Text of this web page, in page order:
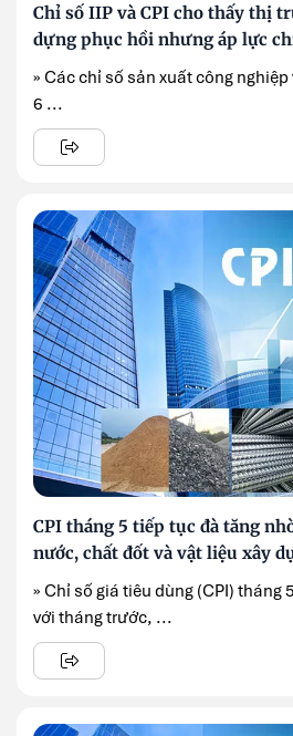
Chỉ số IIP và CPI cho thấy thị
dựng phục hồi nhưng áp lực
» Các chỉ số sản xuất công
6 ...
CPI tháng 5 tiếp tục đà tăng
nước, chất đốt và vật liệu xây
» Chỉ số giá tiêu dùng (CPI) tháng
với tháng trước, ...